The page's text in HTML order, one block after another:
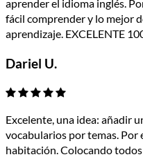
aprender el idioma inglés.
fácil comprender y lo mejor
aprendizaje. EXCELENTE
Dariel U.
Excelente, una idea: añadir
vocabularios por temas. Por
habitación. Colocando